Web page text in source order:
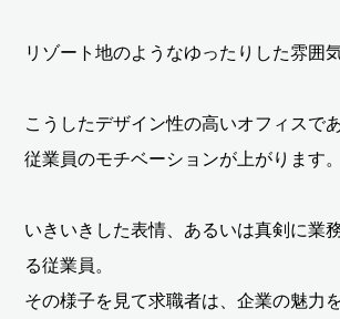
リゾート地のようなゆったりした雰囲
こうしたデザイン性の高いオフィスで
従業員のモチベーションが上がります。
いきいきした表情、あるいは真剣に業
る従業員。
その様子を見て求職者は、企業の魅力